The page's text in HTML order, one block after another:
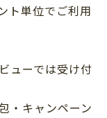
ト単位でご利用
ューでは受け付
・キャンペーン